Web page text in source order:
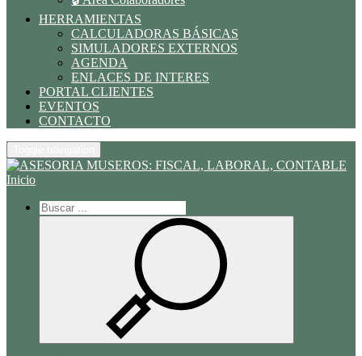
HERRAMIENTAS
CALCULADORAS BÁSICAS
SIMULADORES EXTERNOS
AGENDA
ENLACES DE INTERES
PORTAL CLIENTES
EVENTOS
CONTACTO
Inicio